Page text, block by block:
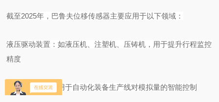
截至2025年，巴鲁夫位移传感器主要应用于以下领域：
液压驱动装置：如液压机 、注塑机 压铸机 ，用于提升行程监控
精度
自动化生产线：用于自动化装备生产线对模拟量的智能控制